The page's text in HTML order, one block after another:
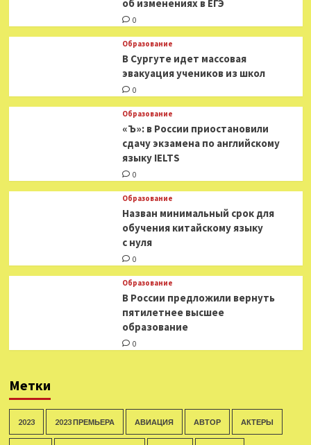
об изменениях в ЕГЭ
0
Образование
В Сургуте идет массовая
эвакуация учеников из школ
0
Образование
«Ъ»: в России приостановили
сдачу экзамена по английскому
языку IELTS
0
Образование
Назван минимальный срок для
обучения китайскому языку
с нуля
0
Образование
В России предложили вернуть
пятилетнее высшее
образование
0
Метки
2023 2023 ПРЕМЬЕРА АВИАЦИЯ АВТОР АКТЕРЫ